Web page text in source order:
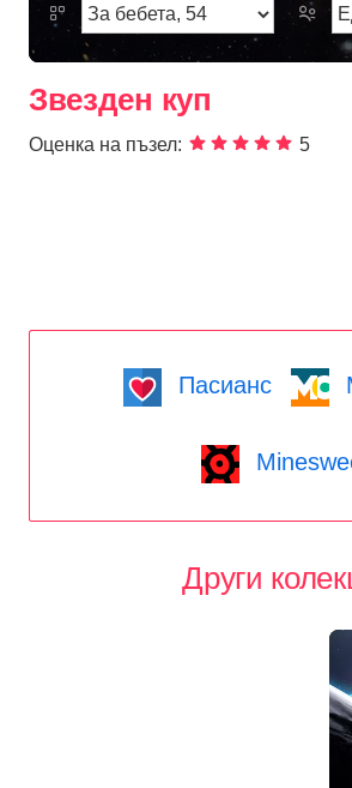
Звезден куп
Оценка на пъзел: 5
Пасианс
Други